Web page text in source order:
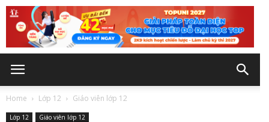
Home Lớp 12 Giáo viên lớp 12
Lớp 12 Giáo viên lớp 12